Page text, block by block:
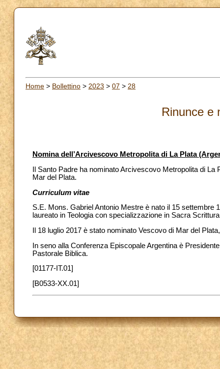
Home > Bollettino > 2023 > 07 > 28
Rinunce e
Nomina dell’Arcivescovo Metropolita di La Plata
Il Santo Padre ha nominato Arcivescovo Metropolita di
Mar del Plata.
Curriculum vitae
S.E. Mons. Gabriel Antonio Mestre è nato il 15 settembre
laureato in Teologia con specializzazione in Sacra
Il 18 luglio 2017 è stato nominato Vescovo di Mar del
In seno alla Conferenza Episcopale Argentina è
Pastorale Biblica.
[01177-IT.01]
[B0533-XX.01]